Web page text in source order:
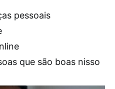
pessoais
que são boas nisso